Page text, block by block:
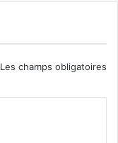
Les champs obligatoires